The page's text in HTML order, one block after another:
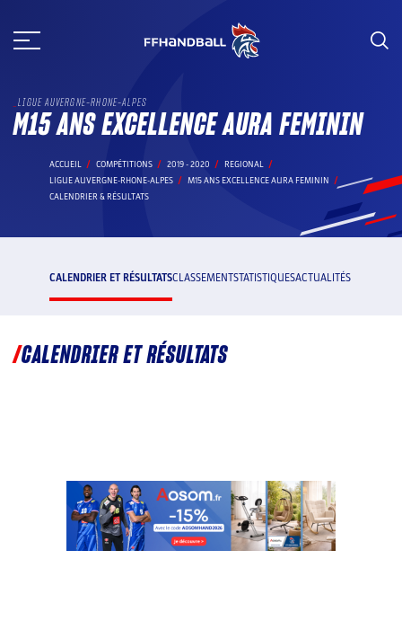
au
LIGUE AUVERGNE-RHONE-ALPES
M15 ANS EXCELLENCE AURA FEMININ
ACCUEIL COMPÉTITIONS 2019 - 2020
REGIONAL
LIGUE AUVERGNE-RHONE-ALPES
M15 ANS EXCELLENCE AURA FEMININ
CALENDRIER & RÉSULTATS
CALENDRIER ET RÉSULTATSCLASSEMENTSTATISTIQUESACTUALITÉS
CALENDRIER ET RÉSULTATS